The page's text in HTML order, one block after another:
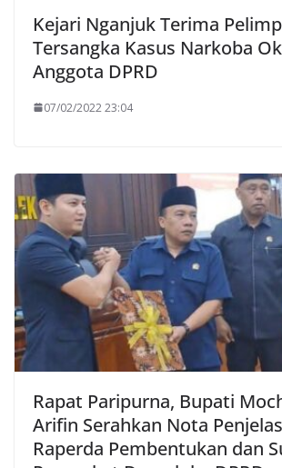
Kejari Nganjuk Terima
Tersangka Kasus Narkoba
Anggota DPRD
07/02/2022 23:04
Rapat Paripurna, Bupati
Arifin Serahkan Nota
Raperda Pembentukan dan